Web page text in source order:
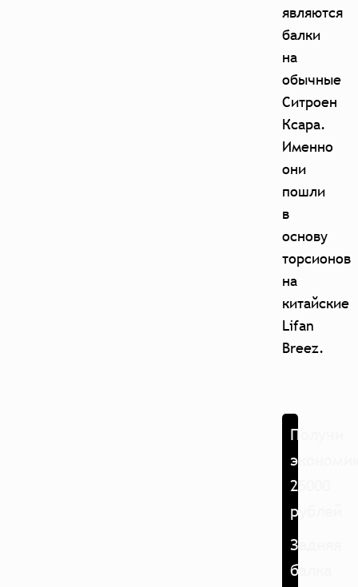
являются
балки
на
обычные
Ситроен
Ксара.
Именно
они
пошли
в
основу
торсионов
на
китайские
Lifan
Breez.
Получи
25000
рублей
Задняя
балка